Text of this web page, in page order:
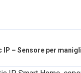
– Sensore per